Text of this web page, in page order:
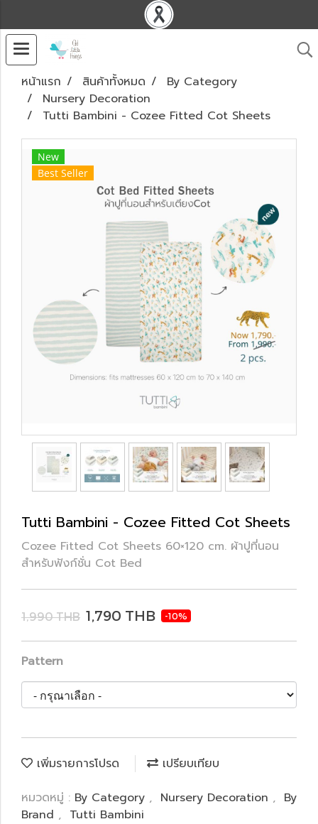
หน้าแรก สินค้าทั้งหมด
By Category
Nursery Decoration
Tutti Bambini - Cozee Fitted Cot Sheets
New
Best Seller
Tutti Bambini - Cozee Fitted Cot Sheets
Cozee Fitted Cot Sheets 60×120 cm. ผ้าปูที่นอน
สำหรับฟังก์ชั่น Cot Bed
1,990 THB 1,790 THB -10%
Pattern
เพิ่มรายการโปรด
เปรียบเทียบ
หมวดหมู่ : By Category , Nursery Decoration , By
Brand , Tutti Bambini